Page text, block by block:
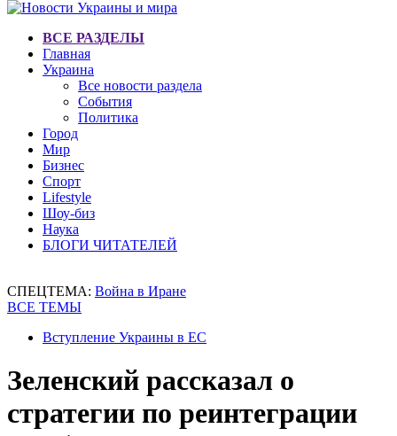
ВСЕ РАЗДЕЛЫ
Главная
Украина
Все новости раздела
События
Политика
Город
Мир
Бизнес
Спорт
Lifestyle
Шоу-биз
Наука
БЛОГИ ЧИТАТЕЛЕЙ
СПЕЦТЕМА: Война в Иране
ВСЕ ТЕМЫ
Вступление Украины в ЕС
Зеленский рассказал о
стратегии по реинтеграции